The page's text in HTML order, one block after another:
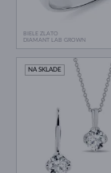
BIELE ZLATO
DIAMANT LAB GROWN
NA SKLADE